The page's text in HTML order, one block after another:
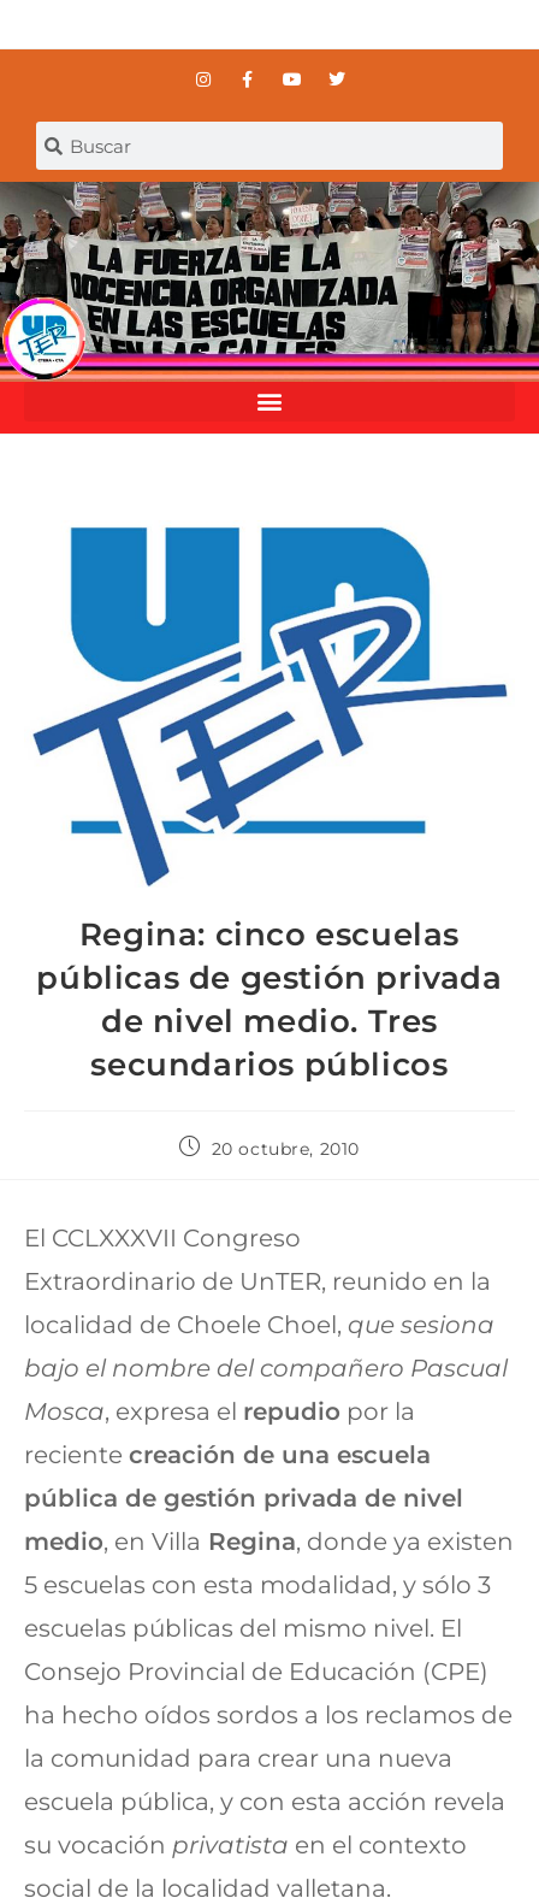
Regina: cinco escuelas
públicas de gestión privada
de nivel medio. Tres
secundarios públicos
20 octubre, 2010
El CCLXXXVII Congreso
Extraordinario de UnTER, reunido en la
localidad de Choele Choel, que sesiona
bajo el nombre del compañero Pascual
Mosca, expresa el repudio por la
reciente creación de una escuela
pública de gestión privada de nivel
medio, en Villa Regina, donde ya existen
5 escuelas con esta modalidad, y sólo 3
escuelas públicas del mismo nivel. El
Consejo Provincial de Educación (CPE)
ha hecho oídos sordos a los reclamos de
la comunidad para crear una nueva
escuela pública, y con esta acción revela
su vocación privatista en el contexto
social de la localidad valletana.